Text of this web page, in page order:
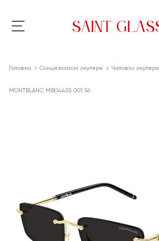
Головна Сонцезахисні окуляри Чоловічі окуляри
MONTBLANC MB0443S 001 56